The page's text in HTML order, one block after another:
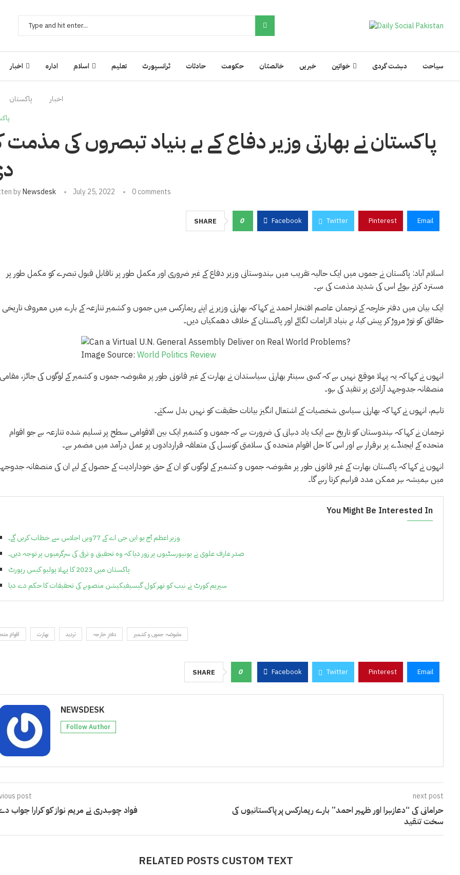
اخبار ادارہ اسلام تعلیم ٹرانسپورٹ حادثات حکومت خالصتان خبریں خواتین دہشت گردی سیاحت
اخبار پاکستان
پاکستان نے بھارتی وزیر دفاع کے بے بنیاد تبصروں کی مذمت
byNewsdesk July 25, 2022 0 comments
SHARE 0 Facebook Twitter Pinterest Email
اسلام آباد: پاکستان نے جموں میں ایک حالیہ تقریب میں ہندوستانی وزیر دفاع کے غیر ضروری اور مکمل طور پر ناقابل قبول تبصرے کو مکمل طور پر
مسترد کرتے ہوئے اس کی شدید مذمت کی ہے۔
ایک بیان میں دفتر خارجہ کے ترجمان عاصم افتخار احمد نے کہا کہ بھارتی وزیر نے اپنے ریمارکس میں جموں و کشمیر تنازعہ کے بارے میں معروف تاریخی
حقائق کو توڑ مروڑ کر پیش کیا، بے بنیاد الزامات لگائے اور پاکستان کے خلاف دھمکیاں دیں۔
Image Source:World Politics Review
انہوں نے کہا کہ یہ پہلا موقع نہیں ہے کہ کسی سینئر بھارتی سیاستدان نے بھارت کے غیر قانونی طور پر مقبوضہ جموں و کشمیر کے لوگوں کی جائز،
منصفانہ جدوجہد آزادی پر تنقید کی ہو۔
تاہم، انہوں نے کہا کہ بھارتی سیاسی شخصیات کے اشتعال انگیز بیانات حقیقت کو نہیں بدل سکتے۔
ترجمان نے کہا کہ ہندوستان کو تاریخ سے ایک یاد دہانی کی ضرورت ہے کہ جموں و کشمیر ایک بین الاقوامی سطح پر تسلیم شدہ تنازعہ ہے جو اقوام
متحدہ کے ایجنڈے پر برقرار ہے اور اس کا حل اقوام متحدہ کی سلامتی کونسل کی متعلقہ قراردادوں پر عمل درآمد میں مضمر ہے۔
انہوں نے کہا کہ پاکستان بھارت کے غیر قانونی طور پر مقبوضہ جموں و کشمیر کے لوگوں کو ان کے حق خودارادیت کے حصول کے لیے ان کی منصفانہ
میں ہمیشہ ہر ممکن مدد فراہم کرتا رہے گا۔
You Might Be Interested In
وزیر اعظم آج یو این جی اے کے 77ویں اجلاس سے خطاب کریں گے۔
صدر عارف علوی نے یونیورسٹیوں پر زور دیا کہ وہ تحقیق و ترقی کی سرگرمیوں پر توجہ دیں۔
پاکستان میں 2023 کا پہلا پولیو کیس رپورٹ
سپریم کورٹ نے نیب کو تھر کول گیسیفیکیشن منصوبے کی تحقیقات کا حکم دے دیا
اقوامِ بھارت تردید دفترِ خارجہ مقبوضہ جموں و کشمیر
SHARE 0 Facebook Twitter Pinterest Email
NEWSDESK
Follow Author
post
فواد چوہدری نے مریم نواز کو کرارا جواب
next post
حرامانی کی “دعازہرا اور ظہیر احمد” بارے ریمارکس پر پاکستانیوں کی
سخت تنقید
RELATED POSTS CUSTOM TEXT